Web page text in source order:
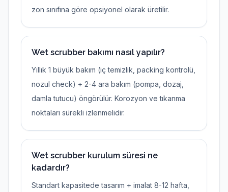
zon sınıfına göre opsiyonel olarak üretilir.
Wet scrubber bakımı nasıl yapılır?
Yıllık 1 büyük bakım (iç temizlik, packing kontrolü,
nozul check) + 2-4 ara bakım (pompa, dozaj,
damla tutucu) öngörülür. Korozyon ve tıkanma
noktaları sürekli izlenmelidir.
Wet scrubber kurulum süresi ne
kadardır?
Standart kapasitede tasarım + imalat 8-12 hafta,